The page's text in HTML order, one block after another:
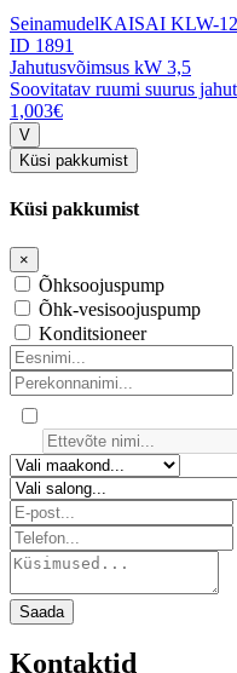
SeinamudelKAISAI KLW-
ID 1891
Jahutusvõimsus kW 3,5
Soovitatav ruumi suurus
1,003€
Küsi pakkumist
Küsi pakkumist
×
Õhksoojuspump
Õhk-vesisoojuspump
Konditsioneer
Saada
Kontaktid